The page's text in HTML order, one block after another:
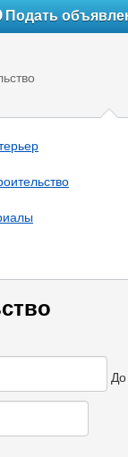
Подать
До